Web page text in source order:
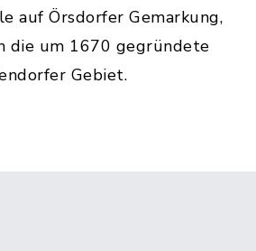
auf Örsdorfer Gemarkung,
die um 1670 gegründete
Gebiet.